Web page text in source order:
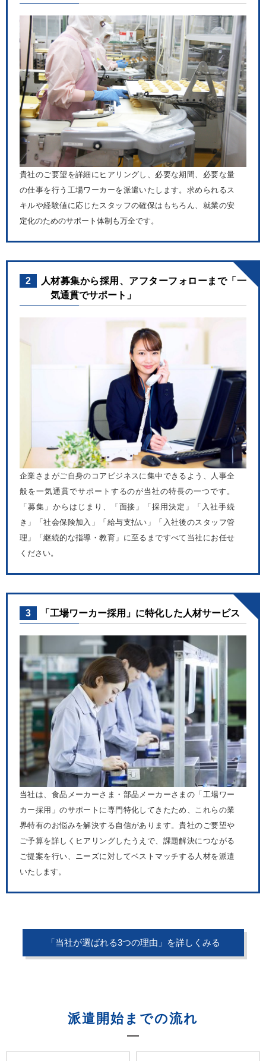
貴社のご要望を詳細にヒアリングし、必要な期間、必要な量
の仕事を行う工場ワーカーを派遣いたします。求められるス
キルや経験値に応じたスタッフの確保はもちろん、就業の安
定化のためのサポート体制も万全です。
2
人材募集から採用、アフターフォローまで「一
気通貫でサポート」
企業さまがご自身のコアビジネスに集中できるよう、人事全
般を一気通貫でサポートするのが当社の特長の一つです。
「募集」からはじまり、「面接」「採用決定」「入社手続
き」「社会保険加入」「給与支払い」「入社後のスタッフ管
理」「継続的な指導・教育」に至るまですべて当社にお任せ
ください。
3 「工場ワーカー採用」に特化した人材サービス
当社は、食品メーカーさま・部品メーカーさまの「工場ワー
カー採用」のサポートに専門特化してきたため、これらの業
界特有のお悩みを解決する自信があります。貴社のご要望や
ご予算を詳しくヒアリングしたうえで、課題解決につながる
ご提案を行い、ニーズに対してベストマッチする人材を派遣
いたします。
「当社が選ばれる3つの理由」を詳しくみる
派遣開始までの流れ